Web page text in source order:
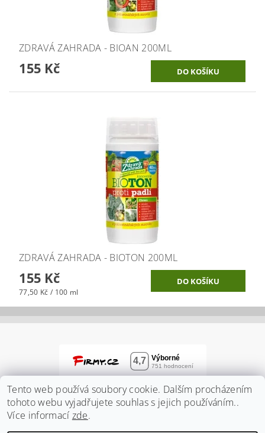
ZDRAVÁ ZAHRADA - BIOAN 200ML
155 Kč
ZDRAVÁ ZAHRADA - BIOTON 200ML
155 Kč
77,50 Kč / 100 ml
Tento web používá soubory cookie. Dalším procházením
tohoto webu vyjadřujete souhlas s jejich používáním..
Více informací zde.